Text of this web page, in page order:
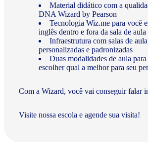
Material didático com a
DNA Wizard by Pearson
Tecnologia Wiz.me para você
inglês dentro e fora da sala de aula
Infraestrutura com salas de aula
personalizadas e padronizadas
Duas modalidades de aula
escolher qual a melhor para seu
Com a Wizard, você vai conseguir falar
Visite nossa escola e agende sua visita!